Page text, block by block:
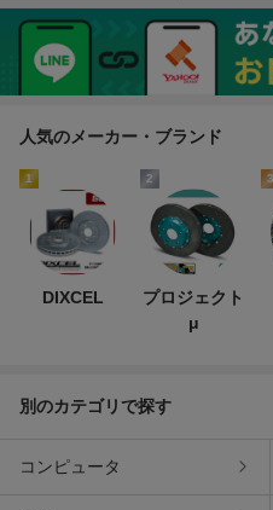
70 255/35R20 20インチ
対応 ISSE
70 255/
対応 ISSE
人気のメーカー・ブランド
1
DIXCEL
2
プロジェクト
μ
3
別のカテゴリで探す
コンピュータ